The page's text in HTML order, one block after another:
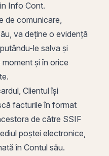
Info Cont.
de comunicare,
va deține o evidență
le salva și
și în orice
Clientul își
facturile în format
de către SSIF
poștei electronice,
în Contul său.